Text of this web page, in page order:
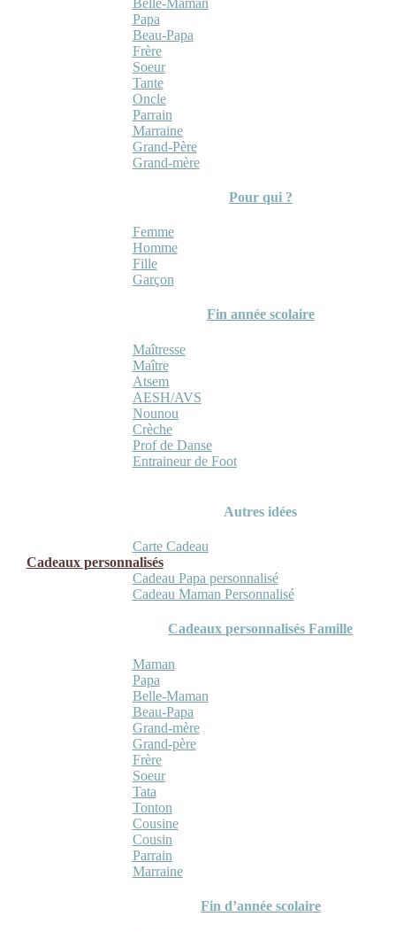
Papa
Beau-Papa
Frère
Soeur
Tante
Oncle
Parrain
Marraine
Grand-Père
Grand-mère
Pour qui ?
Femme
Homme
Fille
Garçon
Fin année scolaire
Maîtresse
Maître
Atsem
AESH/AVS
Nounou
Crèche
Prof de Danse
Entraineur de Foot
Autres idées
Carte Cadeau
Cadeaux personnalisés
Cadeau Papa personnalisé
Cadeau Maman Personnalisé
Cadeaux personnalisés Famille
Maman
Papa
Belle-Maman
Beau-Papa
Grand-mère
Grand-père
Frère
Soeur
Tata
Tonton
Cousine
Cousin
Parrain
Marraine
Fin d’année scolaire